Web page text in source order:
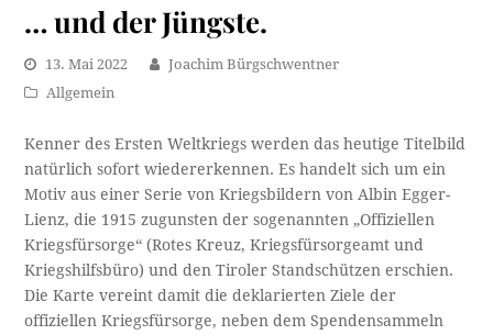
… und der Jüngste.
13. Mai 2022
Joachim Bürgschwentner
Allgemein
Kenner des Ersten Weltkriegs werden das heutige Titelbild
natürlich sofort wiedererkennen. Es handelt sich um ein
Motiv aus einer Serie von Kriegsbildern von Albin Egger-
Lienz, die 1915 zugunsten der sogenannten „Offiziellen
Kriegsfürsorge“ (Rotes Kreuz, Kriegsfürsorgeamt und
Kriegshilfsbüro) und den Tiroler Standschützen erschien.
Die Karte vereint damit die deklarierten Ziele der
offiziellen Kriegsfürsorge, neben dem Spendensammeln